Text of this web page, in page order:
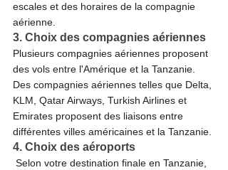
escales et des horaires de la compagnie
aérienne.
3. Choix des compagnies aériennes
Plusieurs compagnies aériennes proposent
des vols entre l'Amérique et la Tanzanie.
Des compagnies aériennes telles que Delta,
KLM, Qatar Airways, Turkish Airlines et
Emirates proposent des liaisons entre
différentes villes américaines et la Tanzanie.
4. Choix des aéroports
Selon votre destination finale en Tanzanie,